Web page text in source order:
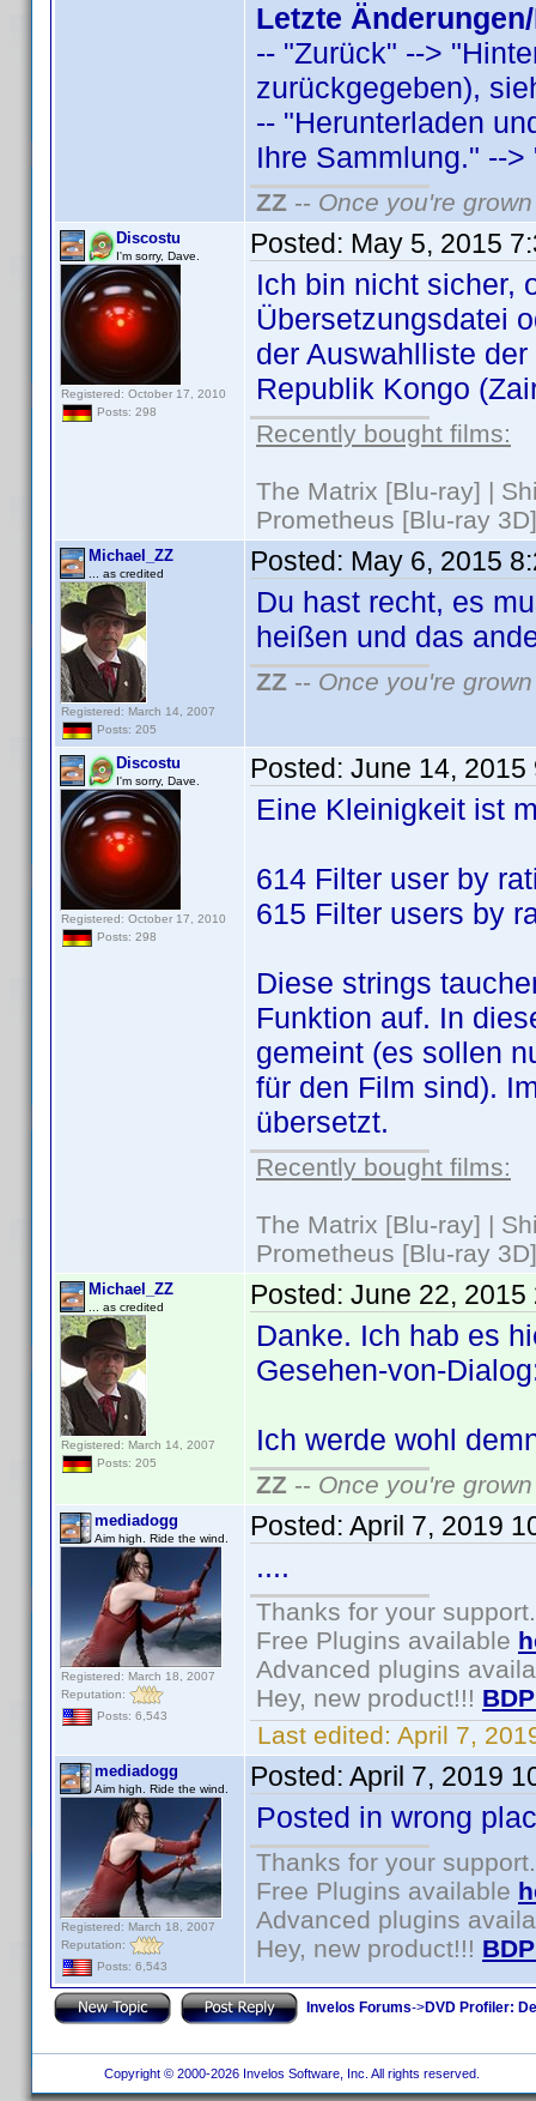
Letzte
-- "Zurück" -->
zurückgegeben),
-- "Herunterladen
Ihre Sammlung." --
ZZ -- Once you're
Discostu
I'm sorry, Dave.
Registered: October 17, 2010
Posts: 298
Posted: May 5, 2015
Ich bin nicht sicher,
Übersetzungsdatei
der Auswahlliste
Republik Kongo
Recently bought films:
The Matrix [Blu-ray] |
Prometheus [Blu-ray
Michael_ZZ
... as credited
Registered: March 14, 2007
Posts: 205
Posted: May 6, 2015
Du hast recht, es
heißen und das
ZZ -- Once you're
Discostu
I'm sorry, Dave.
Registered: October 17, 2010
Posts: 298
Posted: June 14, 2015
Eine Kleinigkeit ist
614 Filter user by
615 Filter users by
Diese strings
Funktion auf. In
gemeint (es sollen
für den Film sind).
übersetzt.
Recently bought films:
The Matrix [Blu-ray] |
Prometheus [Blu-ray
Michael_ZZ
... as credited
Registered: March 14, 2007
Posts: 205
Posted: June 22, 2015
Danke. Ich hab es
Gesehen-von-
Ich werde wohl
ZZ -- Once you're
mediadogg
Aim high. Ride the wind.
Registered: March 18, 2007
Reputation:
Posts: 6,543
Posted: April 7, 2019
....
Thanks for your support.
Free Plugins available
Advanced plugins
Hey, new product!!!
Last edited: April 7,
mediadogg
Aim high. Ride the wind.
Registered: March 18, 2007
Reputation:
Posts: 6,543
Posted: April 7, 2019
Posted in wrong
Thanks for your support.
Free Plugins available
Advanced plugins
Hey, new product!!!
Invelos Forums->DVD Profiler:
Copyright © 2000-2026 Invelos Software, Inc. All rights reserved.